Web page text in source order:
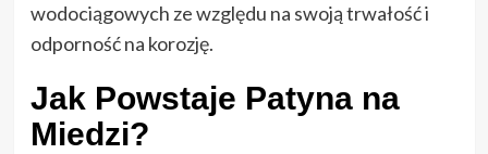
wodociągowych ze względu na swoją trwałość i
odporność na korozję.
Jak Powstaje Patyna na
Miedzi?